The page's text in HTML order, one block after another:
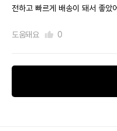
전하고 빠르게 배송이 돼서 좋았
도움돼요 0